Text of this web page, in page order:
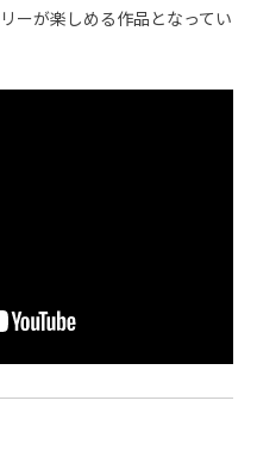
ーが楽しめる作品となってい